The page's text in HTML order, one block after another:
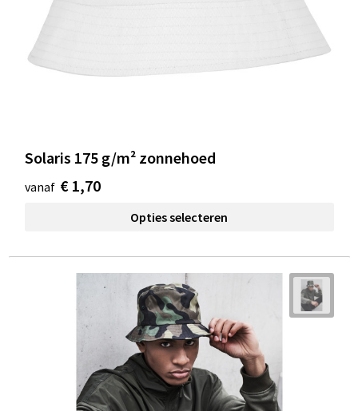
Solaris 175 g/m² zonnehoed
vanaf € 1,70
Opties selecteren